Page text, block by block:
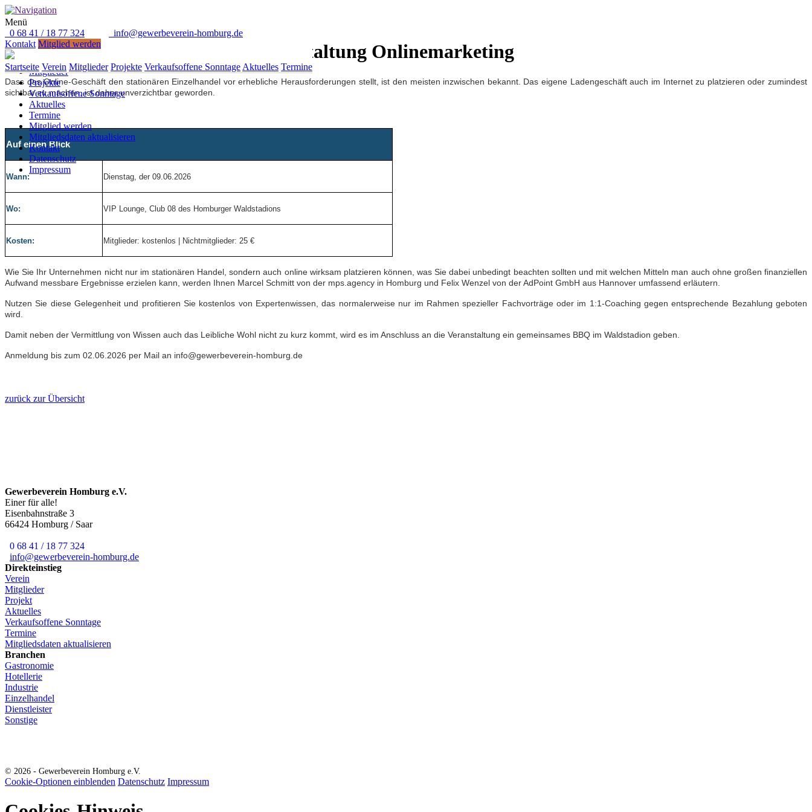
Menü
Direkt anrufen: 0 68 41 / 18 77 324
Startseite
Mitglieder
Projekte
Verkaufsoffene Sonntage
Aktuelles
Termine
Mitglied werden
Mitgliedsdaten aktualisieren
Kontakt
Datenschutz
Impressum
0 68 41 / 18 77 324
info@gewerbeverein-homburg.de
Kontakt Mitglied werden
Startseite Verein Mitglieder Projekte Verkaufsoffene Sonntage Aktuelles Termine
Online sichtbar werden – Infoveranstaltung Onlinemarketing
Dass das Online-Geschäft den stationären Einzelhandel vor erhebliche Herausforderungen stellt, ist den meisten inzwischen bekannt. Das eigene Ladengeschäft auch im Internet zu platzieren oder zumindest
sichtbar zu machen, ist daher unverzichtbar geworden.
Auf einen Blick
Wann: Dienstag, der 09.06.2026
Wo: VIP Lounge, Club 08 des Homburger Waldstadions
Kosten: Mitglieder: kostenlos | Nichtmitglieder: 25 €
Wie Sie Ihr Unternehmen nicht nur im stationären Handel, sondern auch online wirksam platzieren können, was Sie dabei unbedingt beachten sollten und mit welchen Mitteln man auch ohne großen finanziellen
Aufwand messbare Ergebnisse erzielen kann, werden Ihnen Marcel Schmitt von der mps.agency in Homburg und Felix Wenzel von der AdPoint GmbH aus Hannover umfassend erläutern.
Nutzen Sie diese Gelegenheit und profitieren Sie kostenlos von Expertenwissen, das normalerweise nur im Rahmen spezieller Fachvorträge oder im 1:1-Coaching gegen entsprechende Bezahlung geboten
wird.
Damit neben der Vermittlung von Wissen auch das Leibliche Wohl nicht zu kurz kommt, wird es im Anschluss an die Veranstaltung ein gemeinsames BBQ im Waldstadion geben.
Anmeldung bis zum 02.06.2026 per Mail an info@gewerbeverein-homburg.de
zurück zur Übersicht
Gewerbeverein Homburg e.V.
Einer für alle!
Eisenbahnstraße 3
66424 Homburg / Saar
0 68 41 / 18 77 324
info@gewerbeverein-homburg.de
Direkteinstieg
Verein
Mitglieder
Projekt
Aktuelles
Verkaufsoffene Sonntage
Termine
Mitgliedsdaten aktualisieren
Branchen
Gastronomie
Hotellerie
Industrie
Einzelhandel
Dienstleister
Sonstige
© 2026 - Gewerbeverein Homburg e.V.
Cookie-Optionen einblenden Datenschutz Impressum